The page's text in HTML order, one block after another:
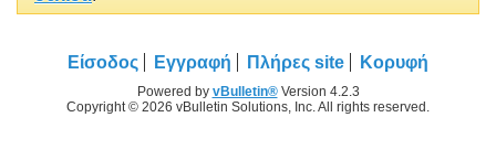
Είσοδος Εγγραφή Πλήρες site Κορυφή
Powered by vBulletin®Version 4.2.3
Copyright © 2026 vBulletin Solutions, Inc. All rights reserved.